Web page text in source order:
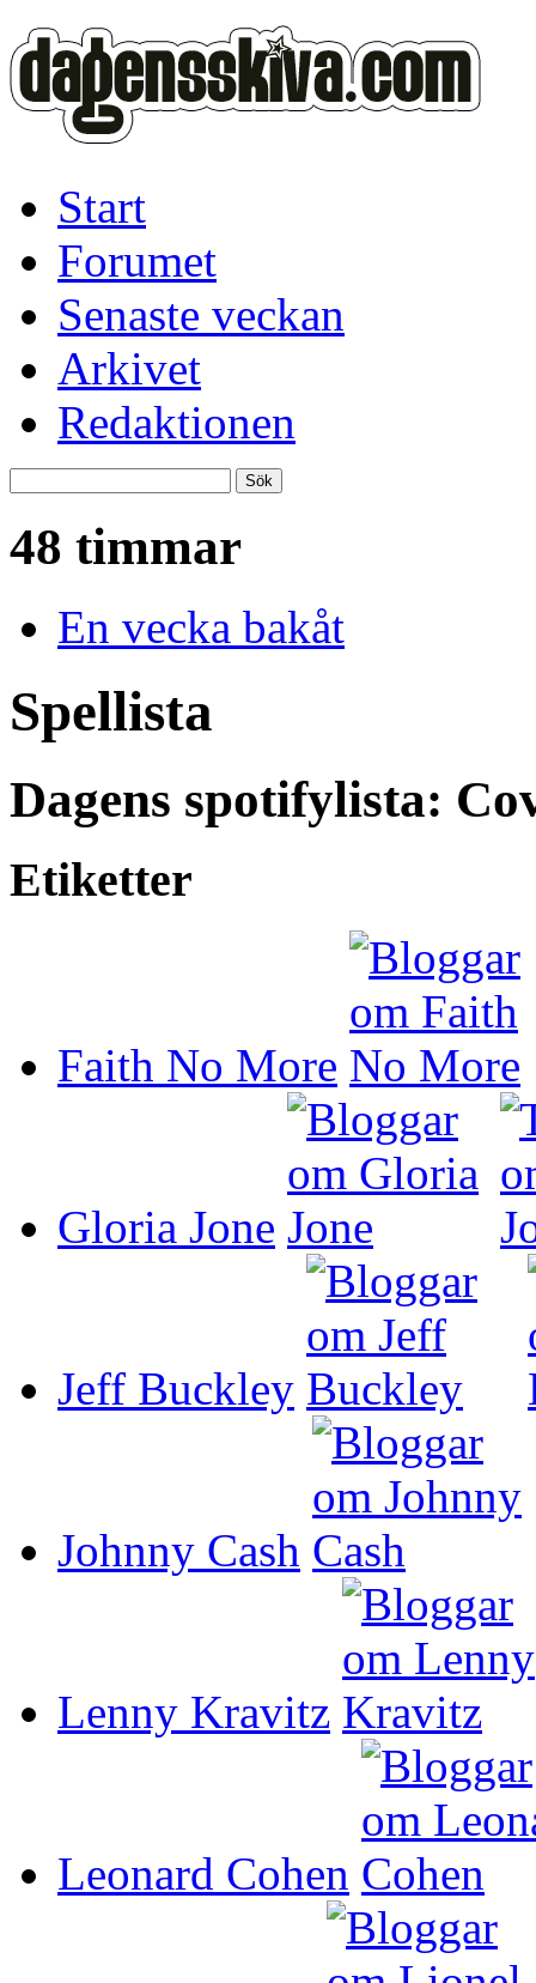
Start
Forumet
Senaste veckan
Arkivet
Redaktionen
48 timmar
En vecka bakåt
Spellista
Dagens spotifylista:
Etiketter
Faith No More
Gloria Jone
Jeff Buckley
Johnny Cash
Lenny Kravitz
Leonard Cohen